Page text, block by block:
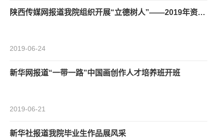
陕西传媒网报道我院组织开展“立德树人”——2019年资助育人系列活动
2019-06-24
新华网报道“一带一路”中国画创作人才培养班开班
2019-06-21
新华社报道我院毕业生作品展风采